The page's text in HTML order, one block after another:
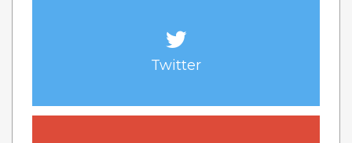
Twitter